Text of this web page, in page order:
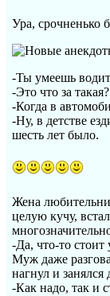
Ура, срочненько
-Ты умеешь
-Это что за такая?
-Когда в
-Ну, в детстве
шесть лет было.
Жена
целую кучу,
-Да, что-то
Муж даже
нагнул и занялся
-Как надо, так и